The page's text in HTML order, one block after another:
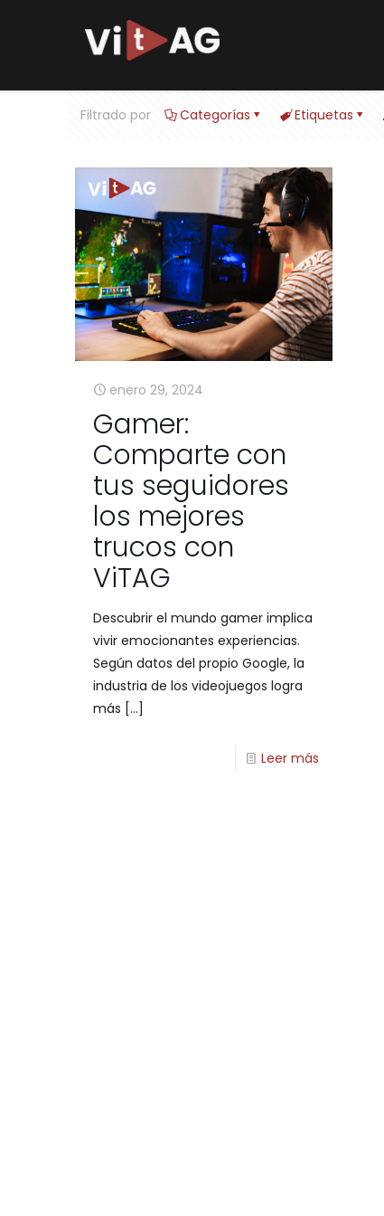
Filtrado por Categorías Etiquetas
enero 29, 2024
Gamer:
Comparte con
tus seguidores
los mejores
trucos con
ViTAG
Descubrir el mundo gamer implica
vivir emocionantes experiencias.
Según datos del propio Google, la
industria de los videojuegos logra
más […]
Leer más